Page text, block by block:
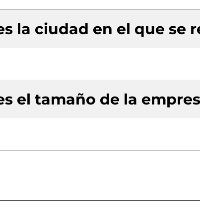
la ciudad en el que se
el tamaño de la